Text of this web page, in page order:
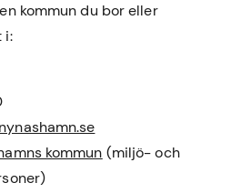
kommun du bor eller
i:
kommun (miljö- och